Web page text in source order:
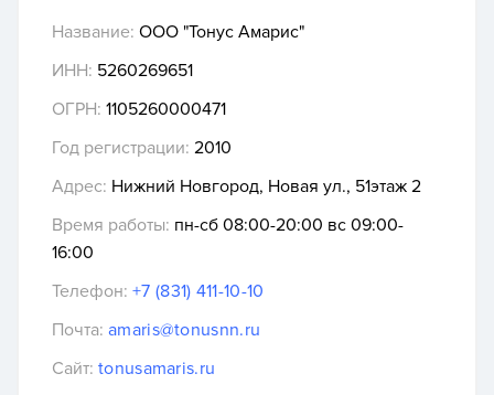
Название: ООО "Тонус Амарис"
ИНН: 5260269651
ОГРН: 1105260000471
Год регистрации: 2010
Адрес: Нижний Новгород, Новая ул., 51этаж 2
Время работы: пн-сб 08:00-20:00 вс 09:00-
16:00
Телефон: +7 (831) 411-10-10
Почта: amaris@tonusnn.ru
Сайт: tonusamaris.ru